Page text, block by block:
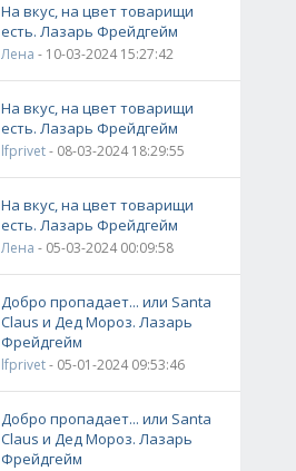
На вкус, на цвет товарищи
есть. Лазарь Фрейдгейм
Лена - 10-03-2024 15:27:42
На вкус, на цвет товарищи
есть. Лазарь Фрейдгейм
lfprivet- 08-03-2024 18:29:55
На вкус, на цвет товарищи
есть. Лазарь Фрейдгейм
Лена - 05-03-2024 00:09:58
Добро пропадает... или Santa
Claus и Дед Мороз. Лазарь
Фрейдгейм
lfprivet- 05-01-2024 09:53:46
Добро пропадает... или Santa
Claus и Дед Мороз. Лазарь
Фрейдгейм